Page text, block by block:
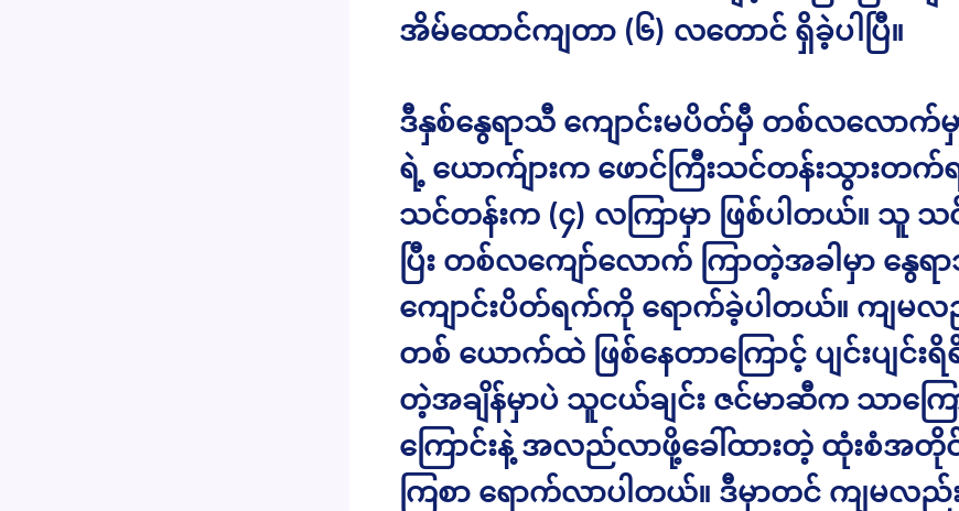
အိမ်ထောင်ကျတာ (၆) လတောင် ရှိခဲ့ပါပြီ။
ဒီနှစ်နွေရာသီ ကျောင်းမပိတ်မှီ တစ်လလောက်မှ
ရဲ့ ယောက်ျားက ဖောင်ကြီးသင်တန်းသွားတက်
သင်တန်းက (၄) လကြာမှာ ဖြစ်ပါတယ်။ သူ သ
ပြီး တစ်လကျော်လောက် ကြာတဲ့အခါမှာ နွေရ
ကျောင်းပိတ်ရက်ကို ရောက်ခဲ့ပါတယ်။ ကျမလ
တစ် ယောက်ထဲ ဖြစ်နေတာကြောင့် ပျင်းပျင်းရိ
တဲ့အချိန်မှာပဲ သူငယ်ချင်း ဇင်မာဆီက သာကြေ
ကြောင်းနဲ့ အလည်လာဖို့ခေါ်ထားတဲ့ ထုံးစံအတိုင်
ကြစာ ရောက်လာပါတယ်။ ဒီမှာတင် ကျမလ